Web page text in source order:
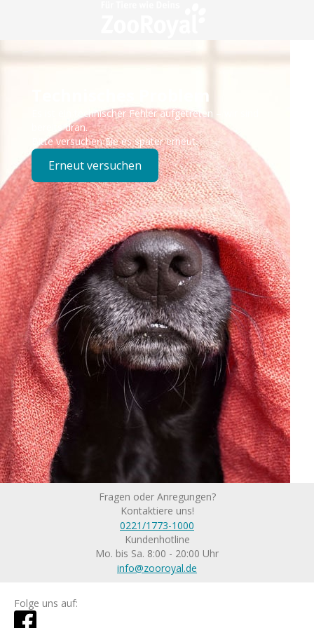
Technisches Problem
Es ist ein technischer Fehler aufgetreten – wir sind
bereits dran.
Bitte versuchen Sie es später erneut.
Erneut versuchen
Fragen oder Anregungen?
Kontaktiere uns!
0221/1773-1000
Kundenhotline
Mo. bis Sa. 8:00 - 20:00 Uhr
info@zooroyal.de
Folge uns auf: